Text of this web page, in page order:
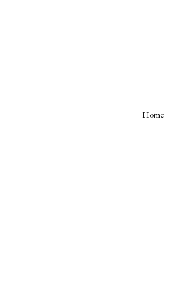
Home